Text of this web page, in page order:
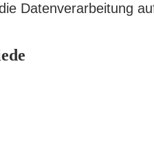
Datenverarbeitung